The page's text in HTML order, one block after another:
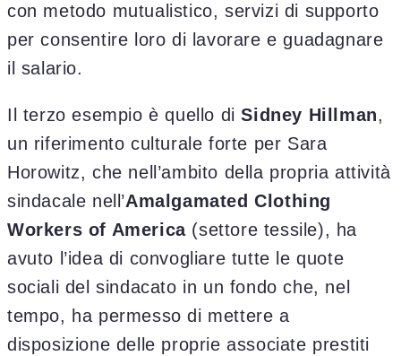
con metodo mutualistico, servizi di supporto
per consentire loro di lavorare e guadagnare
il salario.
Il terzo esempio è quello diSidney Hillman,
un riferimento culturale forte per Sara
Horowitz, che nell’ambito della propria attività
sindacale nell’Amalgamated Clothing
Workers of America(settore tessile), ha
avuto l’idea di convogliare tutte le quote
sociali del sindacato in un fondo che, nel
tempo, ha permesso di mettere a
disposizione delle proprie associate prestiti